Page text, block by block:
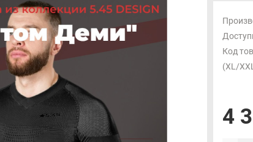
Код
(XL/
4